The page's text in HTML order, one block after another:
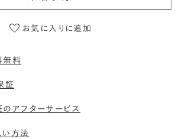
お気に入りに追加
無料
証
アフターサービス
方法